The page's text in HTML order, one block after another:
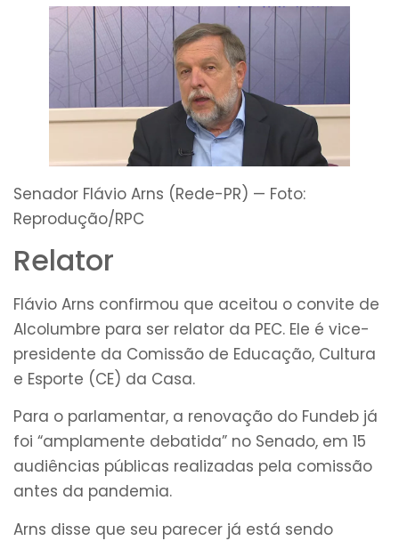
Senador Flávio Arns (Rede-PR) — Foto:
Reprodução/RPC
Relator
Flávio Arns confirmou que aceitou o convite de
Alcolumbre para ser relator da PEC. Ele é vice-
presidente da Comissão de Educação, Cultura
e Esporte (CE) da Casa.
Para o parlamentar, a renovação do Fundeb já
foi “amplamente debatida” no Senado, em 15
audiências públicas realizadas pela comissão
antes da pandemia.
Arns disse que seu parecer já está sendo